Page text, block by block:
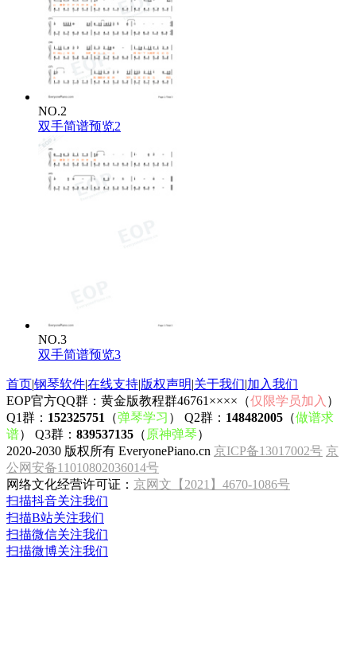
NO.2
双手简谱预览2
NO.3
双手简谱预览3
首页|钢琴软件|在线支持|版权声明|关于我们|加入我们
EOP官方QQ群：黄金版教程群46761××××（仅限学员加入 ）
Q1群： 152325751 （弹琴学习 ） Q2群： 148482005 （做谱求
谱） Q3群： 839537135 （ 原神弹琴）
2020-2030 版权所有 EveryonePiano.cn 京ICP备13017002号 京
公网安备11010802036014号
网络文化经营许可证： 京网文【2021】4670-1086号
扫描抖音关注我们
扫描B站关注我们
扫描微信关注我们
扫描微博关注我们